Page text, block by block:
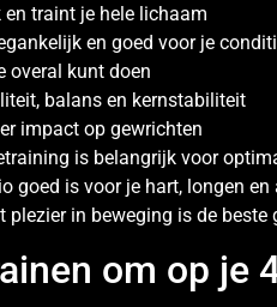
traint je hele lichaam
en goed voor je
overal kunt doen
balans en kernstabiliteit
impact op gewrichten
is belangrijk voor
goed is voor je hart, longen
in beweging is de
om op je